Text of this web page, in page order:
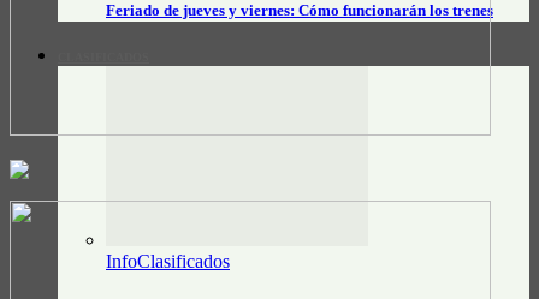
Feriado de jueves y viernes: Cómo funcionarán los trenes
InfoClasificados